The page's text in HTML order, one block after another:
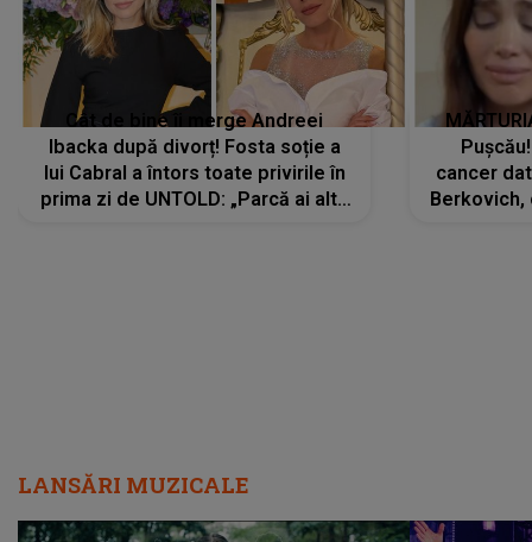
Cât de bine îi merge Andreei
Ibacka după divorț! Fosta soție a
lui Cabral a întors toate privirile în
prima zi de UNTOLD: „Parcă ai altă
cancer
Berkovich,
LANSĂRI MUZICALE